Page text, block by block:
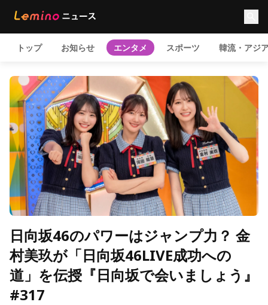
トップ お知らせ エンタメ スポーツ 韓流・アジ
日向坂46のパワーはジャンプ力？ 金
村美玖が「日向坂46LIVE成功への
道」を伝授『日向坂で会いましょう』
#317